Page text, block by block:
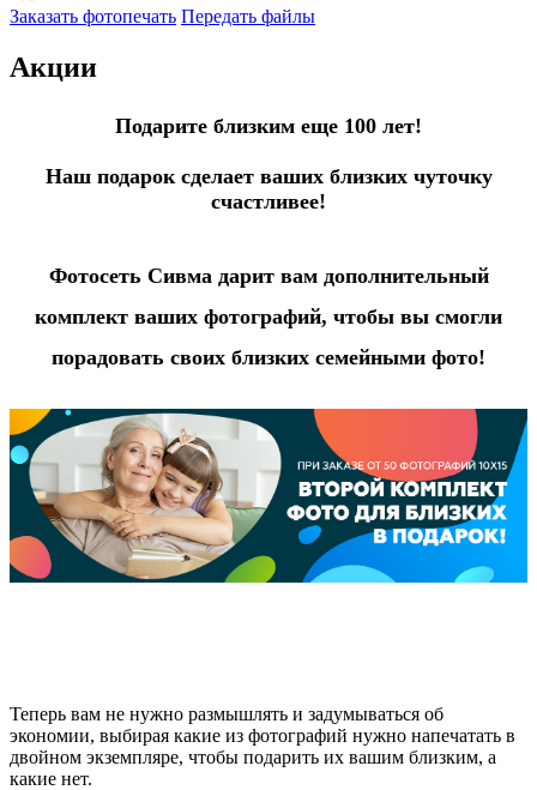
Заказать фотопечать Передать файлы
Акции
Подарите близким еще 100 лет!
Наш подарок сделает ваших близких чуточку
счастливее!
Фотосеть Сивма дарит вам дополнительный
комплект ваших фотографий, чтобы вы смогли
порадовать своих близких семейными фото!
Теперь вам не нужно размышлять и задумываться об
экономии, выбирая какие из фотографий нужно напечатать в
двойном экземпляре, чтобы подарить их вашим близким, а
какие нет.